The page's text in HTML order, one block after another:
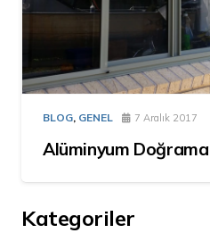
BLOG, GENEL 7 Aralık 2017
Alüminyum Doğrama
Kategoriler